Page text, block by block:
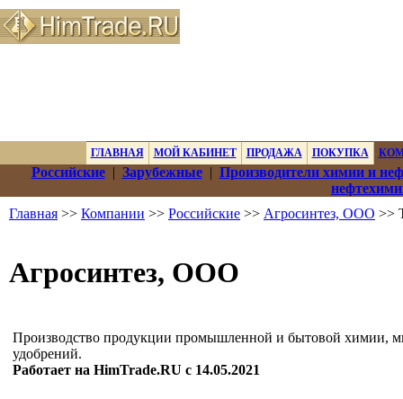
ГЛАВНАЯ МОЙ КАБИНЕТ ПРОДАЖА ПОКУПКА
Российские| Зарубежные| Производители химии и
Главная >> Компании >> Российские >> Агросинтез, ООО >>
Агросинтез, ООО
Производство продукции промышленной и бытовой химии,
удобрений.
Работает на HimTrade.RU с 14.05.2021